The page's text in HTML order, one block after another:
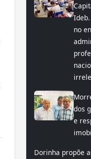
no
dos
e
Dorinha propõe